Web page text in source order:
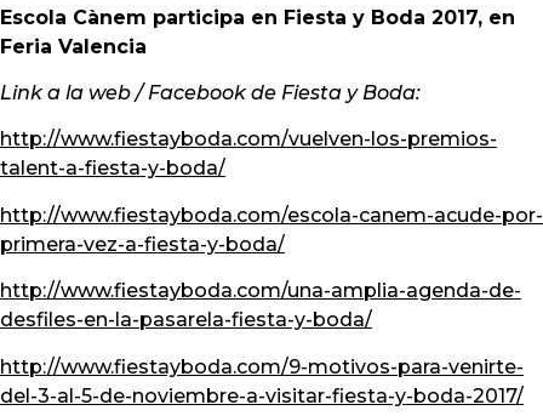
Escola Cànem participa en Fiesta y Boda 2017, en
Feria Valencia
Link a la web / Facebook de Fiesta y Boda:
http://www.fiestayboda.com/vuelven-los-premios-
talent-a-fiesta-y-boda/
http://www.fiestayboda.com/escola-canem-acude-por-
primera-vez-a-fiesta-y-boda/
http://www.fiestayboda.com/una-amplia-agenda-de-
desfiles-en-la-pasarela-fiesta-y-boda/
http://www.fiestayboda.com/9-motivos-para-venirte-
del-3-al-5-de-noviembre-a-visitar-fiesta-y-boda-2017/